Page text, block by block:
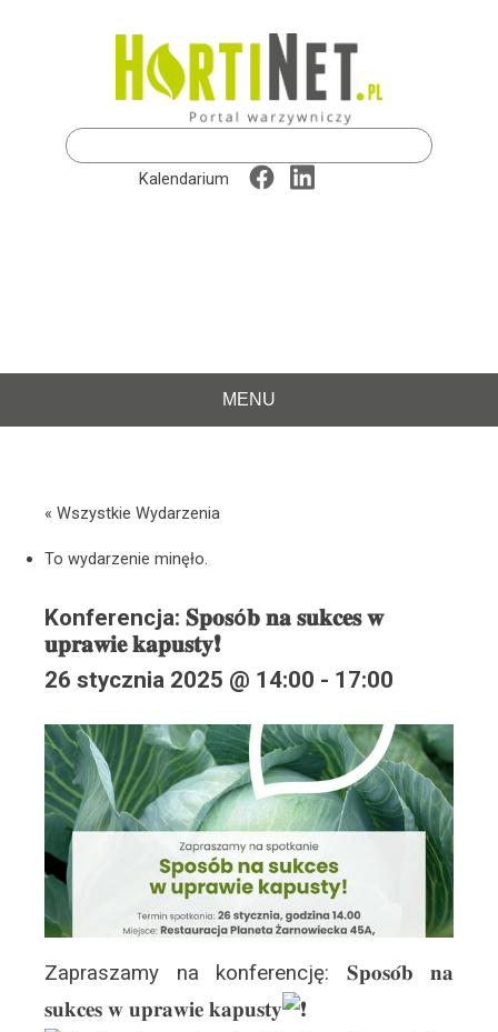
Szukaj:
Kalendarium
MENU
« Wszystkie Wydarzenia
To wydarzenie minęło.
Konferencja: 𝐒𝐩𝐨𝐬ó𝐛 𝐧𝐚 𝐬𝐮𝐤𝐜𝐞𝐬 𝐰
𝐮𝐩𝐫𝐚𝐰𝐢𝐞 𝐤𝐚𝐩𝐮𝐬𝐭𝐲❗
26 stycznia 2025 @ 14:00 - 17:00
Zapraszamy na konferencję: 𝐒𝐩𝐨𝐬𝐨́𝐛 𝐧𝐚
𝐬𝐮𝐤𝐜𝐞𝐬 𝐰 𝐮𝐩𝐫𝐚𝐰𝐢𝐞 𝐤𝐚𝐩𝐮𝐬𝐭𝐲